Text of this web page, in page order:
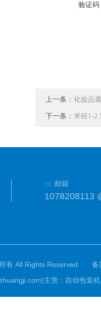
验证码
上一条： 化妆品
下一条： 米砖1-
邮箱
1078208113
有 All Rights Reserved.
备
主营：自动包